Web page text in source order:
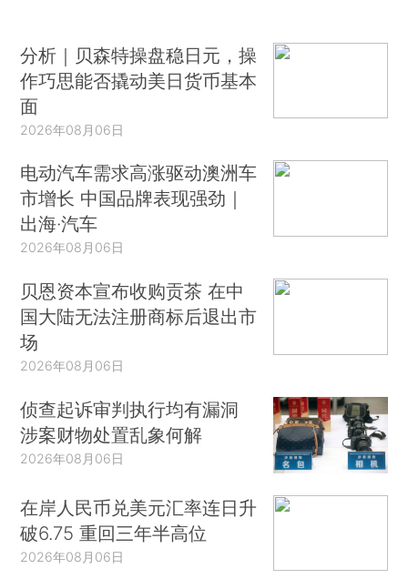
分析｜贝森特操盘稳日元，操
作巧思能否撬动美日货币基本
面
2026年08月06日
电动汽车需求高涨驱动澳洲车
市增长 中国品牌表现强劲｜
出海·汽车
2026年08月06日
贝恩资本宣布收购贡茶 在中
国大陆无法注册商标后退出市
场
2026年08月06日
侦查起诉审判执行均有漏洞
涉案财物处置乱象何解
2026年08月06日
在岸人民币兑美元汇率连日升
破6.75 重回三年半高位
2026年08月06日